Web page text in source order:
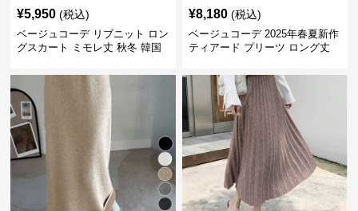
¥5,950 (税込)
ベージュコーデ リブニット ロン
グスカート ミモレ丈 秋冬 韓国
¥8,180 (税込)
ベージュコーデ 2025年春夏新作
ティアード プリーツ ロング丈